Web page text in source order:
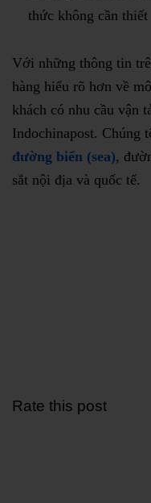
thức không cần thiết
Với những thông tin
hàng hiểu rõ hơn về
khách có nhu cầu vận
Indochinapost. Chúng
đường biển (sea),
sắt nội địa và quốc tế.
Rate this post